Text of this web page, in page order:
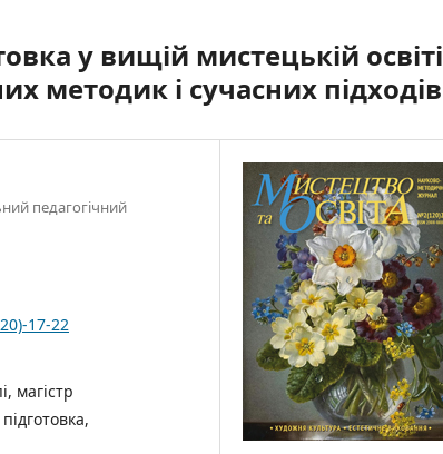
у вищій мистецькій освіті
методик і сучасних підходів
педагогічний
17-22
магістр